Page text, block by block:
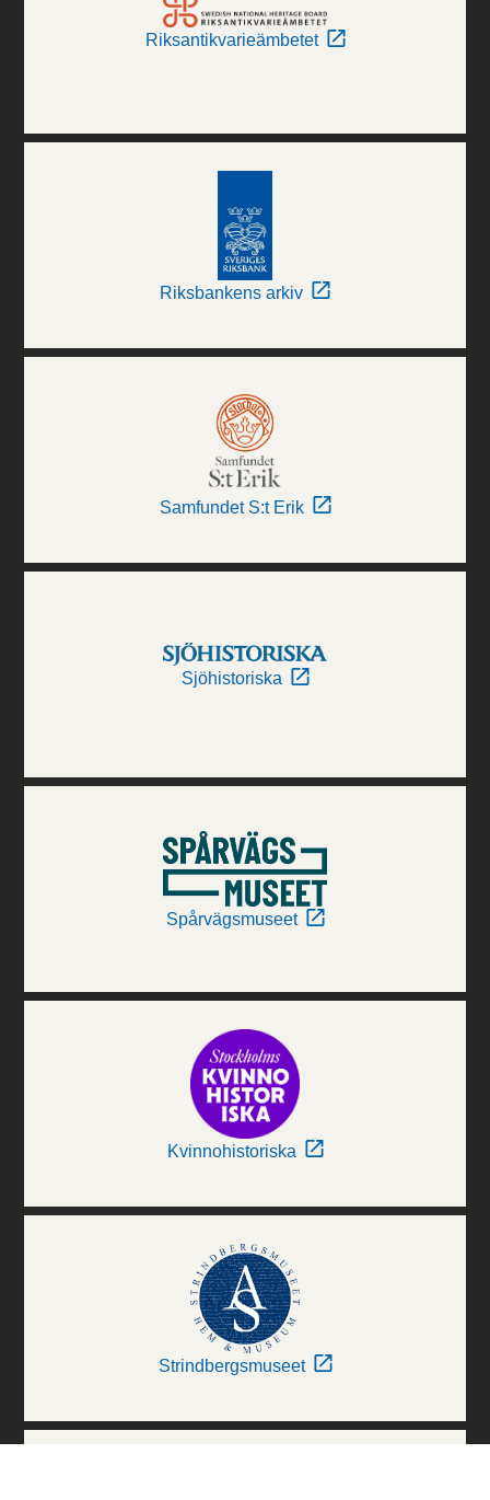
Riksantikvarieämbetet
Riksbankens arkiv
Samfundet S:t Erik
Sjöhistoriska
Spårvägsmuseet
Kvinnohistoriska
Strindbergsmuseet